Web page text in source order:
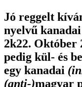
Jó reggelt
nyelvű
2k22. Október
pedig kül- és
egy kanadai
(anti-)magyar